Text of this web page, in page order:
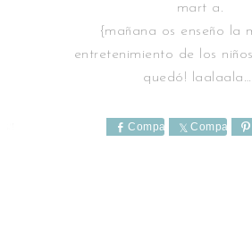
mart a.
{mañana os enseño la
entretenimiento de los
quedó!
Comparte Comparte